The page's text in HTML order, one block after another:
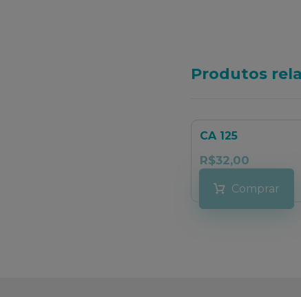
Produtos
CA 125
R$32,00
Comprar